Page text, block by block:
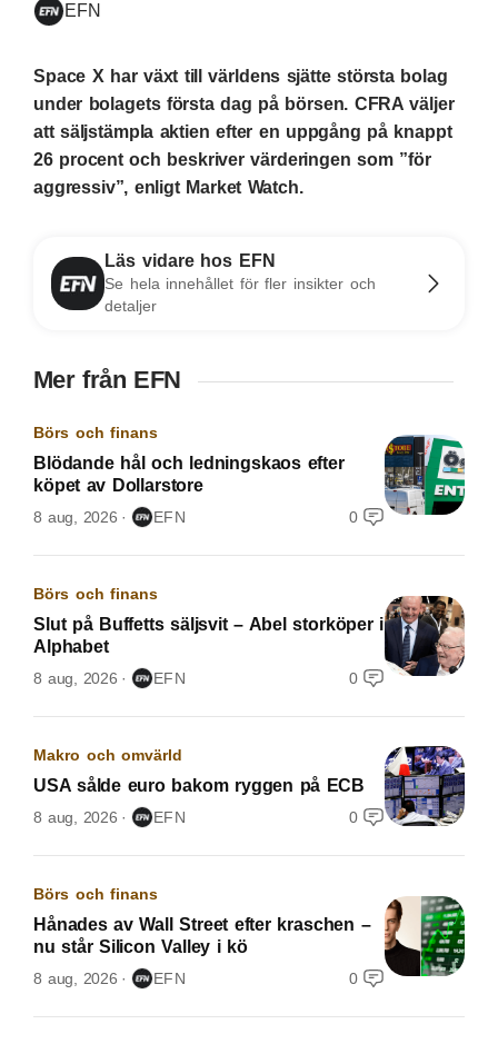
EFN
Space X har växt till världens sjätte största bolag
under bolagets första dag på börsen. CFRA väljer
att säljstämpla aktien efter en uppgång på knappt
26 procent och beskriver värderingen som ”för
aggressiv”, enligt Market Watch.
Läs vidare hos EFN
Se hela innehållet för fler insikter och
detaljer
Mer från EFN
Börs och finans
Blödande hål och ledningskaos efter
köpet av Dollarstore
8 aug, 2026 EFN 0
Börs och finans
Slut på Buffetts säljsvit – Abel storköper i
Alphabet
8 aug, 2026 EFN 0
Makro och omvärld
USA sålde euro bakom ryggen på ECB
8 aug, 2026 EFN 0
Börs och finans
Hånades av Wall Street efter kraschen –
nu står Silicon Valley i kö
8 aug, 2026 EFN 0